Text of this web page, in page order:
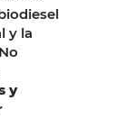
y la
y